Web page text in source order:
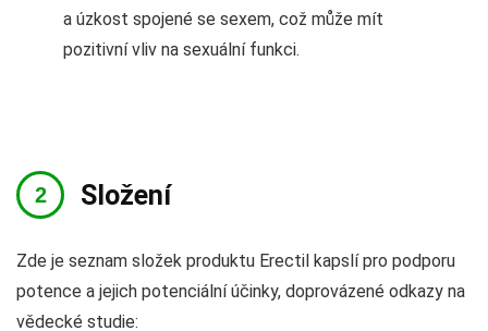
a úzkost spojené se sexem, což může mít
pozitivní vliv na sexuální funkci.
Složení
Zde je seznam složek produktu Erectil kapslí pro podporu
potence a jejich potenciální účinky, doprovázené odkazy na
vědecké studie: